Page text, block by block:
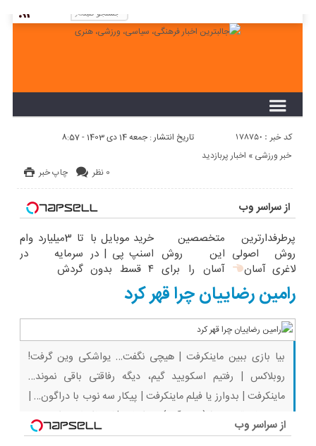
برويد و منوي خود را ايجاد كنيد!
کد خبر : 178750 تاریخ انتشار : جمعه 14 دی 1403 - 8:57
چاپ خبر 0 نظر
اخبار پربازدید « خبر ورزشی
از سراسر وب
پرطرفدارترین
روش اصولی
لاغری آسان
چربیسوز
گیاهی(تخفیف
فقط امروز)
متخصصین
این روش
آسان را برای
لاغری شکم و
پهلو معرفی
کردند
خرید موبایل با
اسنپ پی | در
۴ قسط بدون
سود و کارمزد!
تا 3میلیارد وام
سرمایه در
گردش
ثبت کن
رامین رضاییان چرا قهر کرد
بیا بازی ببین ماینکرفت | هیچی نگفت… یواشکی وین گرفت!
روبلاکس | رفتیم اسکویید گیم، دیگه رفاقتی باقی نموند…
ماینکرفت | بدوارز یا فیلم ماینکرفت | پیکار سه نوب با دراگون… |
بقا با رفقا قسمت ۹ (پارت آخر) ماینکرفت | کی فکرشو میکرد توی
بدوارز انقدر کمپ جوابه!!! روبلاکس | با دوستم رفتیم گرنی،
از سراسر وب